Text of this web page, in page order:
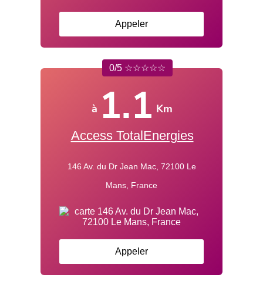
Appeler
0/5 ☆☆☆☆☆
à 1.1 Km
Access TotalEnergies
146 Av. du Dr Jean Mac, 72100 Le
Mans, France
Appeler